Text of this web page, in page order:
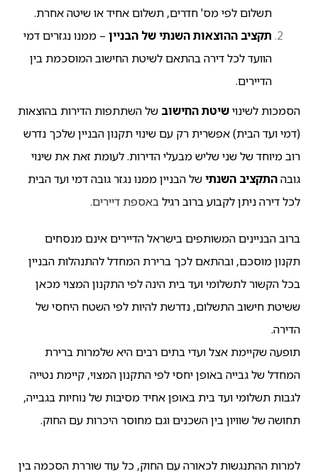
תשלום לפי מס' חדרים, תשלום אחיד או שיטה אחרת.
תקציב ההוצאות השנתי של הבניין – ממנו נגזרים דמי
הוועד לכל דירה בהתאם לשיטת החישוב המוסכמת בין
הדיירים.
הסמכות לשינוישיטת החישוב של השתתפות הדירות בהוצאות
(דמי ועד הבית) אפשרית רק עם שינוי תקנון הבניין שלכך נדרש
רוב מיוחד של שני שליש מבעלי הדירות. לעומת זאת את שינוי
גובההתקציב השנתישל הבניין ממנו נגזר גובה דמי ועד הבית
לכל דירה ניתן לקבוע ברוב רגילבאספת דיירים.
ברוב הבניינים המשותפים בישראל הדיירים אינם מנסחים
תקנון מוסכם, ובהתאם לכך ברירת המחדל להתנהלות הבניין
בכל הקשור לתשלומי ועד בית הינה לפי התקנון המצוי מכאן
ששיטת חישוב התשלום, נדרשת להיות לפי השטח היחסי של
הדירה.
תופעה שקיימת אצל ועדי בתים רבים היא שלמרות ברירת
המחדל של גבייה באופן יחסי לפי התקנון המצוי, קיימת נטייה
לגבות תשלומי ועד בית באופן אחיד מסיבות של נוחיות בגבייה,
תחושה של שוויון בין השכנים וגם מחוסר היכרות עם החוק.
למרות ההתנגשות לכאורה עם החוק, כל עוד שוררת הסכמה בין